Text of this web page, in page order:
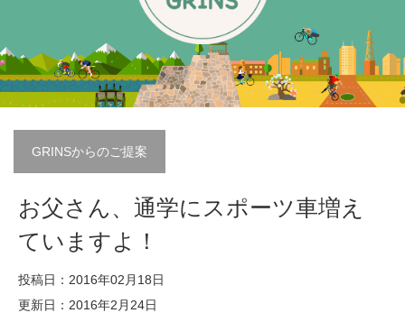
GRINSからのご提案
お父さん、通学にスポーツ車増え
ていますよ！
投稿日：2016年02月18日
更新日：2016年2月24日